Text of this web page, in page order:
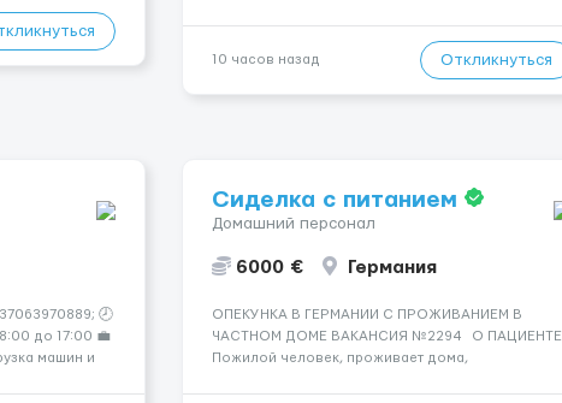
- выберите
🔹
путешествиями. 🏡 Пока все только говорят про
нейросети и блокчейн, швейцарс...
10 часов назад Откликнуться
🕗
до 17:00 💼
машин и
Сиделка с питанием
Домашний персонал
6000 € Германия
ОПЕКУНКА В ГЕРМАНИИ С ПРОЖИВАНИЕМ В
ЧАСТНОМ ДОМЕ ВАКАНСИЯ №2294 О ПАЦИЕНТЕ
Пожилой человек, проживает дома,